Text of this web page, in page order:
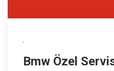
,
Bmw Özel